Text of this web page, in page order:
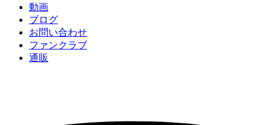
動画
ブログ
お問い合わせ
ファンクラブ
通販